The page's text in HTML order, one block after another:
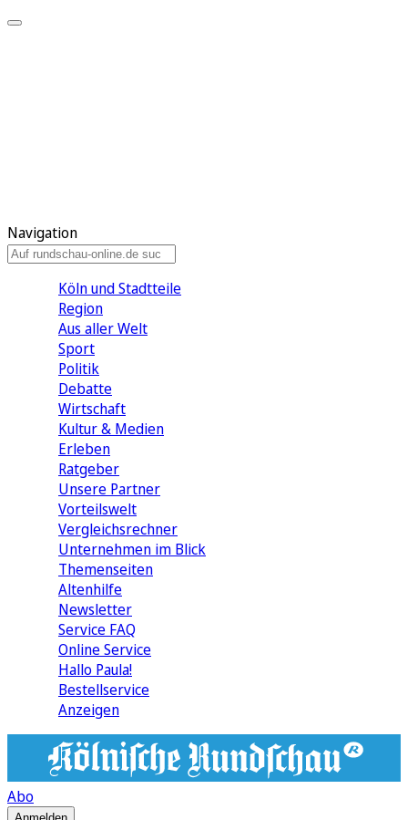
Navigation
Köln und Stadtteile
Region
Aus aller Welt
Sport
Politik
Debatte
Wirtschaft
Kultur & Medien
Erleben
Ratgeber
Unsere Partner
Vorteilswelt
Vergleichsrechner
Unternehmen im Blick
Themenseiten
Altenhilfe
Newsletter
Service FAQ
Online Service
Hallo Paula!
Bestellservice
Anzeigen
Abo